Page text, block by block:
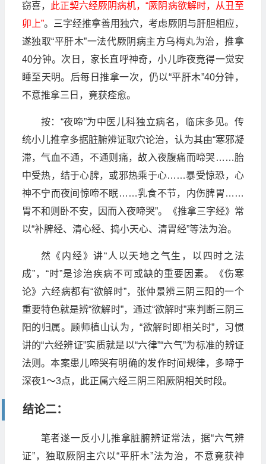
窃喜，
此正契六经厥阴病机，“厥阴病欲解时，从丑至
卯上”。三字经推拿善用独穴，考虑厥阴与肝胆相应，
遂独取“平肝木”一法代厥阴病主方乌梅丸为治，推拿
40分钟。次日，家长直呼神奇，小儿昨夜竟得一觉安
睡至天明。后每日推拿一次，仍以“平肝木”40分钟，
不意推拿三日，竟获痊愈。
按：“夜啼”为中医儿科独立病名，临床多见。传
统小儿推拿多据脏腑辨证取穴论治，认为其由“寒邪凝
滞，气血不通，不通则痛，故入夜腹痛而啼哭……胎
中受热，结于心脾，或邪热乘于心……暴受惊恐，心
神不宁而夜间惊啼不眠……乳食不节，内伤脾胃……
胃不和则卧不安，因而入夜啼哭”。《推拿三字经》常
以“补脾经、清心经、捣小天心、清胃经”等法为治。
然《内经》讲“人以天地之气生，以四时之法
成”，“时”是诊治疾病不可或缺的重要因素。《伤寒
论》六经病都有“欲解时”，张仲景辨三阴三阳的一个
重要特色就是辨“欲解时”，通过“欲解时”来判断三阴三
阳的归属。顾师植山认为，“欲解时即相关时”，习惯
讲的“六经辨证”实质就是以“六律”“六气”为标准的辨证
法则。本案患儿啼哭有明确的发作时间规律，多啼于
深夜1～3点，此正属六经三阴三阳厥阴相关时段。
结论二：
笔者遂一反小儿推拿脏腑辨证常法，据“六气辨
证”，独取厥阴主穴以“平肝木”法为治，不意竟获神